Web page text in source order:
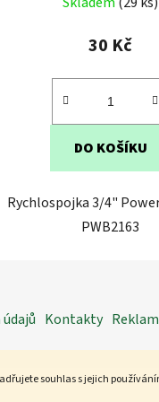
souhlas s jejich
30 Kč
DO KOŠÍKU
Rychlospojka 3/4"
PWB2163
Kontakty